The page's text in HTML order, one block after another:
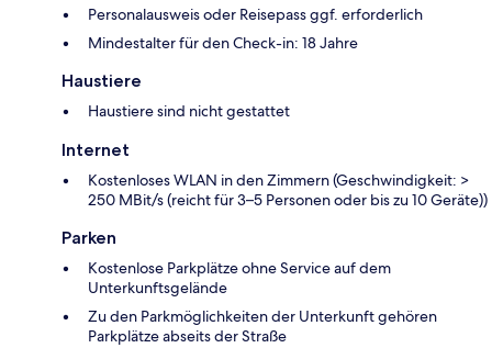
Personalausweis oder Reisepass ggf. erforderlich
Mindestalter für den Check-in: 18 Jahre
Haustiere
Haustiere sind nicht gestattet
Internet
Kostenloses WLAN in den Zimmern (Geschwindigkeit: >
250 MBit/s (reicht für 3–5 Personen oder bis zu 10 Geräte))
Parken
Kostenlose Parkplätze ohne Service auf dem
Unterkunftsgelände
Zu den Parkmöglichkeiten der Unterkunft gehören
Parkplätze abseits der Straße